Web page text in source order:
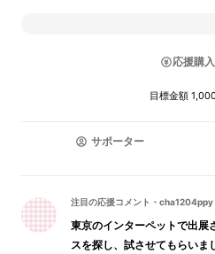
応援購
目標金額
サポーター
注目の応援コメント ・ cha1204ppy
東京のインターペットで出展
スを探し、試させてもらいま